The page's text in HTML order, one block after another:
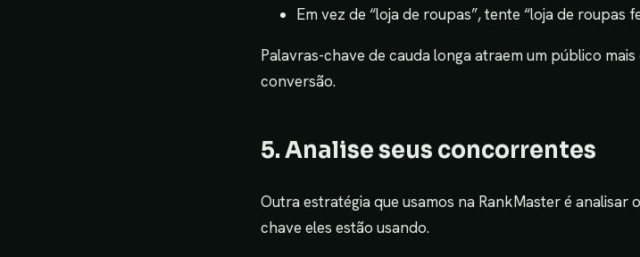
Em vez de “loja de roupas”, tente “loja de roupas
Palavras-chave de cauda longa atraem um público
conversão.
5. Analise seus concorrentes
Outra estratégia que usamos na RankMaster é
chave eles estão usando.